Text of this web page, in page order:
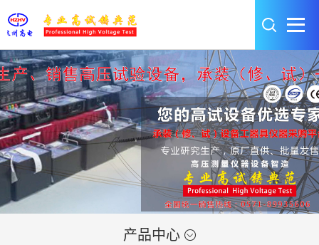
产品中心 